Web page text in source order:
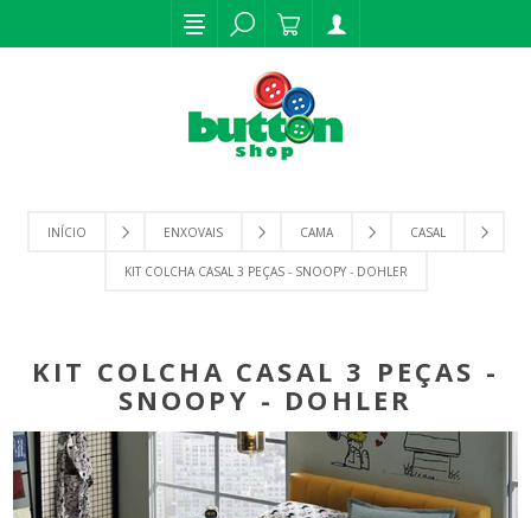
INÍCIO ENXOVAIS CAMA CASAL
KIT COLCHA CASAL 3 PEÇAS - SNOOPY - DOHLER
KIT COLCHA CASAL 3 PEÇAS -
SNOOPY - DOHLER